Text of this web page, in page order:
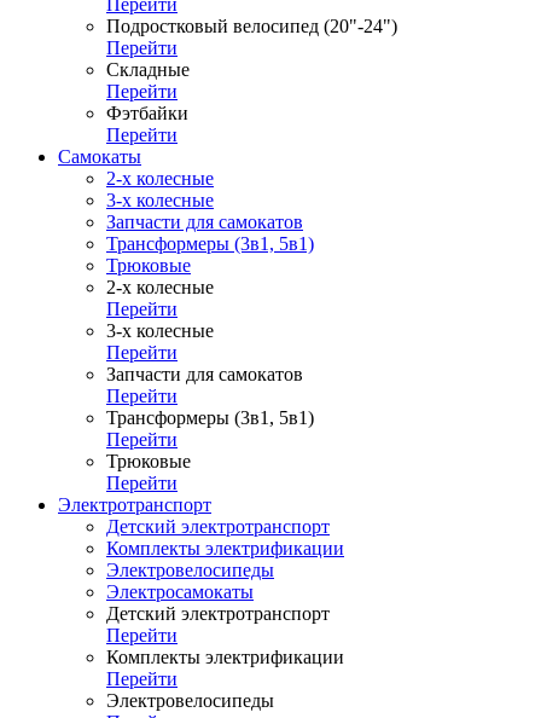
Перейти
Подростковый велосипед (20"-24")
Перейти
Складные
Перейти
Фэтбайки
Перейти
Самокаты
2-х колесные
3-х колесные
Запчасти для самокатов
Трансформеры (3в1, 5в1)
Трюковые
2-х колесные
Перейти
3-х колесные
Перейти
Запчасти для самокатов
Перейти
Трансформеры (3в1, 5в1)
Перейти
Трюковые
Перейти
Электротранспорт
Детский электротранспорт
Комплекты электрификации
Электровелосипеды
Электросамокаты
Детский электротранспорт
Перейти
Комплекты электрификации
Перейти
Электровелосипеды